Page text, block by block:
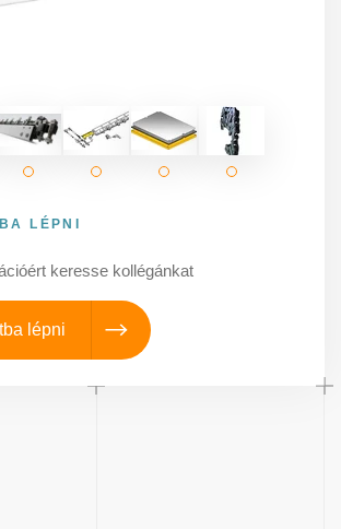
LÉPNI
keresse kollégánkat
lépni